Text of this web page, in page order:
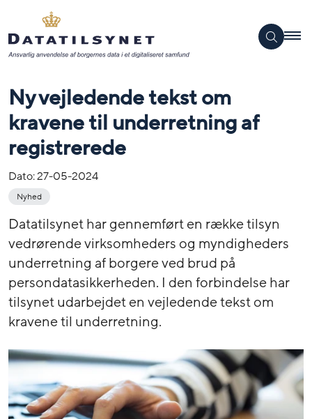
Ny vejledende tekst om
kravene til underretning af
registrerede
Dato:27-05-2024
Nyhed
Datatilsynet har gennemført en række tilsyn
vedrørende virksomheders og myndigheders
underretning af borgere ved brud på
persondatasikkerheden. I den forbindelse har
tilsynet udarbejdet en vejledende tekst om
kravene til underretning.